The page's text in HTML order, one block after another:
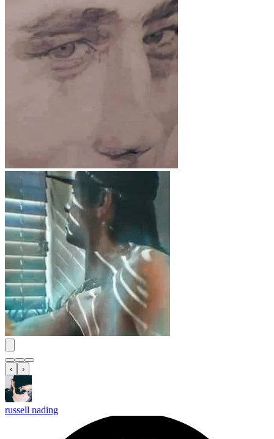
‹ ›
russell nading